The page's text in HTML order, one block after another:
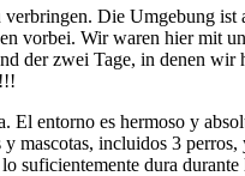
Die Umgebung
vorbei. Wir waren hier mit
der zwei Tage, in denen
entorno es hermoso y
mascotas, incluidos 3
suficientemente dura